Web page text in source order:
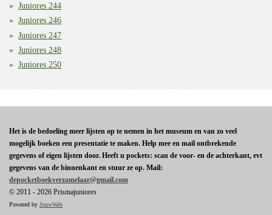
Juniores 244
Juniores 246
Juniores 247
Juniores 248
Juniores 250
Het is de bedoeling meer lijsten op te nemen in het museum en van zo veel
mogelijk boeken een presentatie te maken. Help mee en mail ontbrekende
gegevens of eigen lijsten door. Heeft u pockets: scan de voor- en de achterkant, evt
gegevens van de binnenkant en stuur ze op. Mail:
depocketboekverzamelaar@gmail.com
© 2011 - 2026 Prismajuniores
Powered by JouwWeb